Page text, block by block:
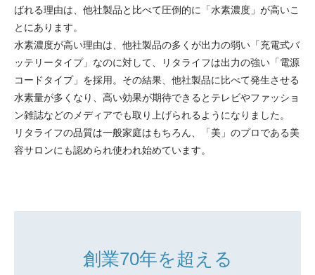
ばれる理由は、他社製品と比べて圧倒的に「水素濃度」が高いこ
とにあります。
水素濃度が高い理由は、他社製品の多くが出力の弱い「充電式バ
ッテリータイプ」なのに対して、リタライフは出力の強い「電源
コードタイプ」を採用。その結果、他社製品に比べて発生させる
水素量が多くなり、高い効果が期待できるとテレビやファッショ
ン雑誌などのメディアでも取り上げられるようになりました。
リタライフの品質は一般家庭はもちろん、「美」のプロである美
容サロンにも認められ使われ始めています。
創業70年を超える